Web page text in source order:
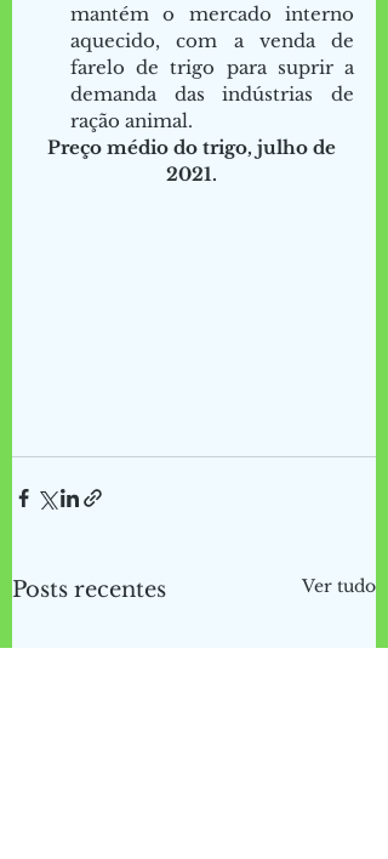
mantém o mercado interno
aquecido, com a venda de
farelo de trigo para suprir a
demanda das indústrias de
ração animal.
Preço médio do trigo, julho de
2021.
Posts recentes Ver tudo